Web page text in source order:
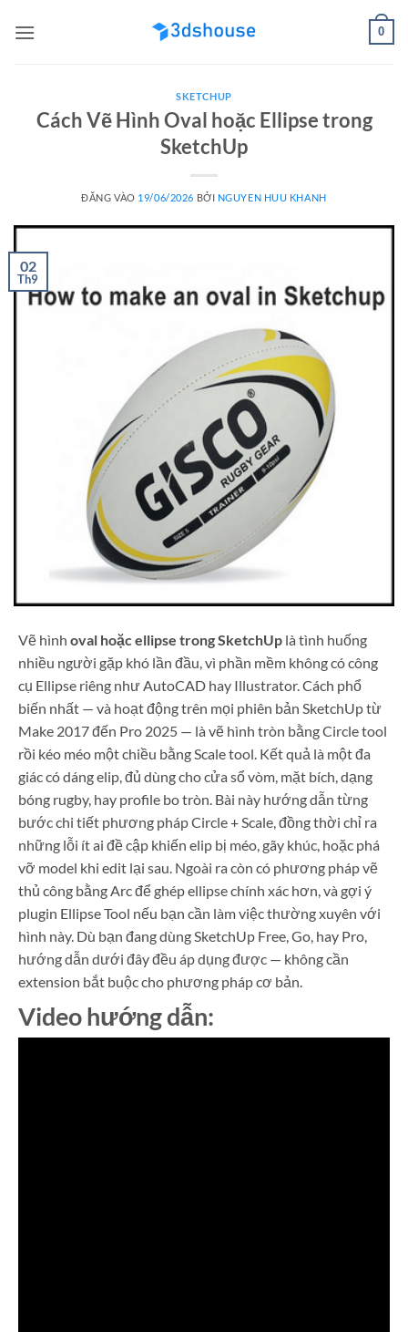
qua
0
SKETCHUP
Cách Vẽ Hình Oval hoặc Ellipse trong
SketchUp
ĐĂNG VÀO 19/06/2026 BỞI NGUYEN HUU KHANH
02
Th9
Vẽ hình oval hoặc ellipse trong SketchUp là tình huống
nhiều người gặp khó lần đầu, vì phần mềm không có công
cụ Ellipse riêng như AutoCAD hay Illustrator. Cách phổ
biến nhất — và hoạt động trên mọi phiên bản SketchUp từ
Make 2017 đến Pro 2025 — là vẽ hình tròn bằng Circle tool
rồi kéo méo một chiều bằng Scale tool. Kết quả là một đa
giác có dáng elip, đủ dùng cho cửa sổ vòm, mặt bích, dạng
bóng rugby, hay profile bo tròn. Bài này hướng dẫn từng
bước chi tiết phương pháp Circle + Scale, đồng thời chỉ ra
những lỗi ít ai đề cập khiến elip bị méo, gãy khúc, hoặc phá
vỡ model khi edit lại sau. Ngoài ra còn có phương pháp vẽ
thủ công bằng Arc để ghép ellipse chính xác hơn, và gợi ý
plugin Ellipse Tool nếu bạn cần làm việc thường xuyên với
hình này. Dù bạn đang dùng SketchUp Free, Go, hay Pro,
hướng dẫn dưới đây đều áp dụng được — không cần
extension bắt buộc cho phương pháp cơ bản.
Video hướng dẫn: